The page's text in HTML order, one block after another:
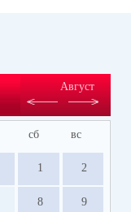
Август
сб вс
1 2
8 9